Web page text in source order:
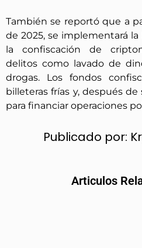
También se reportó que a
de 2025, se implementará la
la confiscación de
delitos como lavado de
drogas. Los fondos
billeteras frías y, después
para financiar operaciones
Publicado por:
Articulos